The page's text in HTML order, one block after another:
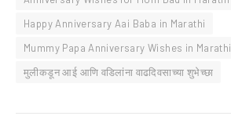
Happy Anniversary Aai Baba in Marathi
Mummy Papa Anniversary Wishes in Marathi
मुलीकडून आई आणि वडिलांना वाढदिवसाच्या शुभेच्छा